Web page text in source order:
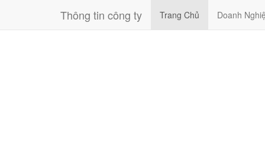
Thông tin công ty Trang Chủ Doanh